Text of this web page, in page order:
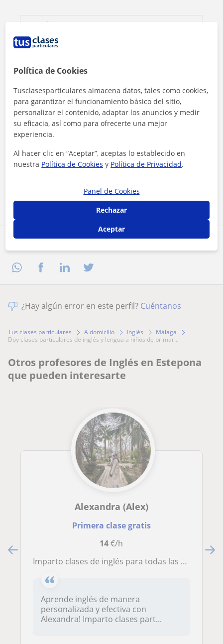
Al hacer clic, aceptas nuestro aviso legaly de privacidad
Contactar ahora
¿Hay algún error en este perfil? Cuéntanos
Tus clases particulares A domicilio Inglés
Málaga
doy clases particulares de inglés y lengua a niños de primar...
Otros profesores de Inglés en Estepona
que pueden interesarte
Alexandra (Alex)
Primera clase gratis
14€/h
Imparto clases de inglés para todas las edades. Soy profesora de español y francés cualificado de Irlanda
Aprende inglés de manera
personalizada y efectiva con
Alexandra! Imparto clases part...
Política de Cookies
Tusclasesparticulares almacena datos, tales como cookies,
para garantizar el funcionamiento básico del sitio,
personalizar el contenido, adaptar los anuncios y medir
su eficacia, así como para ofrecerte una mejor
experiencia.
Al hacer clic en “Aceptar”, aceptas lo establecido en
nuestra Política de Cookies y Política de Privacidad.
Panel de Cookies
Rechazar
Aceptar